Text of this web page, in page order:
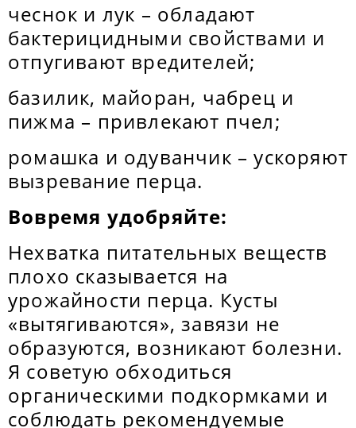
чеснок и лук – обладают
бактерицидными свойствами и
отпугивают вредителей;
базилик, майоран, чабрец и
пижма – привлекают пчел;
ромашка и одуванчик – ускоряют
вызревание перца.
Вовремя удобряйте:
Нехватка питательных веществ
плохо сказывается на
урожайности перца. Кусты
«вытягиваются», завязи не
образуются, возникают болезни.
Я советую обходиться
органическими подкормками и
соблюдать рекомендуемые